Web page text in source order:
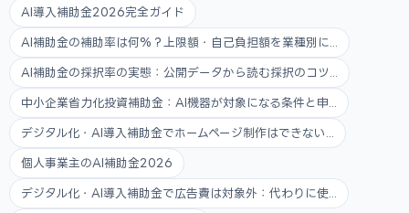
AI導入補助金2026完全ガイド
AI補助金の補助率は何%？上限額・自己負担額を業種別に...
AI補助金の採択率の実態：公開データから読む採択のコツ...
中小企業省力化投資補助金：AI機器が対象になる条件と申...
デジタル化・AI導入補助金でホームページ制作はできない...
個人事業主のAI補助金2026
デジタル化・AI導入補助金で広告費は対象外：代わりに使...